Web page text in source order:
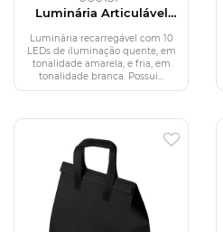
Luminária Articulável
Luminária recarregável com 10
LEDs de iluminação quente, em
tonalidade amarela, e fria, em
tonalidade branca. Possui...